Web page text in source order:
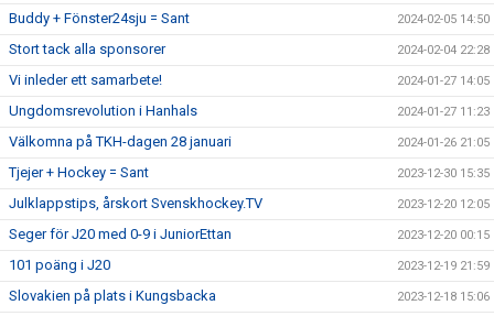
Buddy + Fönster24sju = Sant 2024-02-05 14:50
Stort tack alla sponsorer 2024-02-04 22:28
Vi inleder ett samarbete! 2024-01-27 14:05
Ungdomsrevolution i Hanhals 2024-01-27 11:23
Välkomna på TKH-dagen 28 januari 2024-01-26 21:05
Tjejer + Hockey = Sant 2023-12-30 15:35
Julklappstips, årskort Svenskhockey.TV 2023-12-20 12:05
Seger för J20 med 0-9 i JuniorEttan 2023-12-20 00:15
101 poäng i J20 2023-12-19 21:59
Slovakien på plats i Kungsbacka 2023-12-18 15:06